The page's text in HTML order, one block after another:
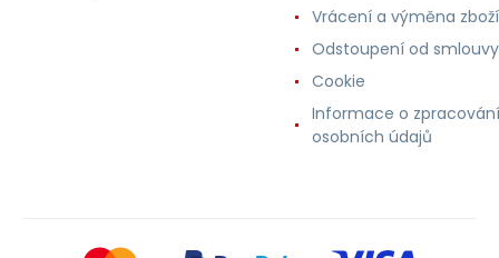
Vrácení a výměna zboží
Odstoupení od smlouvy
Cookie
Informace o zpracování
osobních údajů